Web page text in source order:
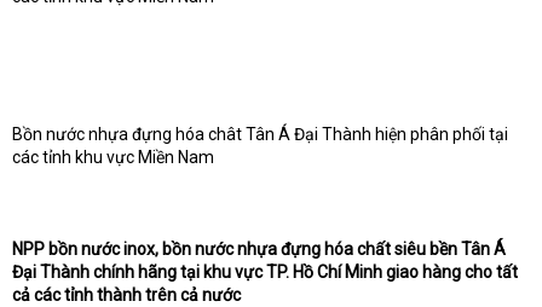
Bồn nước nhựa đựng hóa chât Tân Á Đại Thành hiện phân phối tại
các tỉnh khu vực Miền Nam
NPP bồn nước inox, bồn nước nhựa đựng hóa chất siêu bền Tân Á
Đại Thành chính hãng tại khu vực TP. Hồ Chí Minh giao hàng cho tất
cả các tỉnh thành trên cả nước